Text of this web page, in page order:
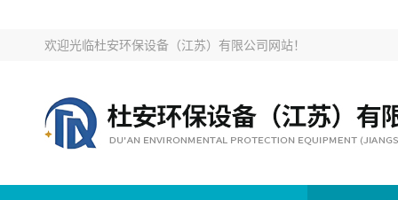
欢迎光临杜安环保设备（江苏）有限公司网站！